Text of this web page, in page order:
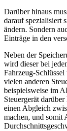
Darüber hinaus
darauf spezialisiert
ändern. Sondern
Einträge in den
Neben der
wird dieser bei
Fahrzeug-
vielen anderen
beispielsweise im
Steuergerät
einen Abgleich
machen, und somit